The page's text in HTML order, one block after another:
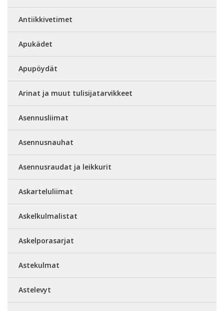
Antiikkivetimet
Apukädet
Apupöydät
Arinat ja muut tulisijatarvikkeet
Asennusliimat
Asennusnauhat
Asennusraudat ja leikkurit
Askarteluliimat
Askelkulmalistat
Askelporasarjat
Astekulmat
Astelevyt